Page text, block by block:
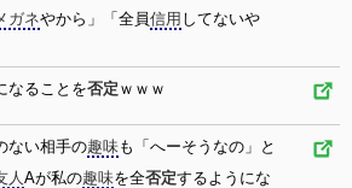
ガネやから」「全員信用 してないや
なることを否定 ｗｗｗ
ない相手の趣味も「へーそうなの」と
人Aが私の趣味を全否定するようにな